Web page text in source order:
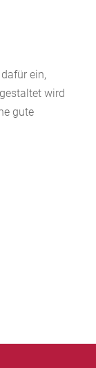
ein,
wird
gute